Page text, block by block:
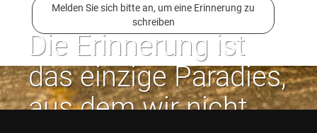
Melden Sie sich bitte an, um eine Erinnerung zu
schreiben
Die Erinnerung ist
das einzige Paradies,
aus dem wir nicht